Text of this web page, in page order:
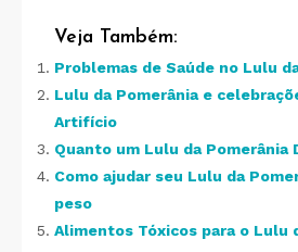
Veja Também:
Problemas de Saúde no Lulu
Lulu da Pomerânia e
Artifício
Quanto um Lulu da Pomerânia
Como ajudar seu Lulu da
peso
Alimentos Tóxicos para o Lulu